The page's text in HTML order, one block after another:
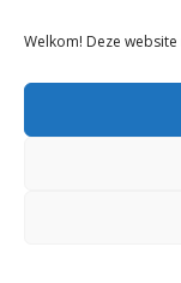
Welkom! Deze